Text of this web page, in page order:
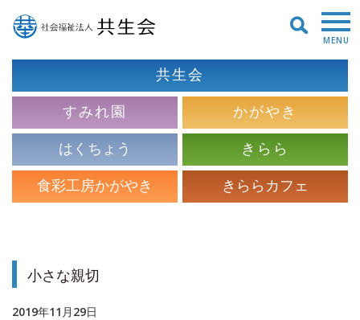
MENU
共生会
すみれ園
かがやき
はくちょう
きらら
食彩工房かがやき
きららカフェ
小さな親切
2019年11月29日